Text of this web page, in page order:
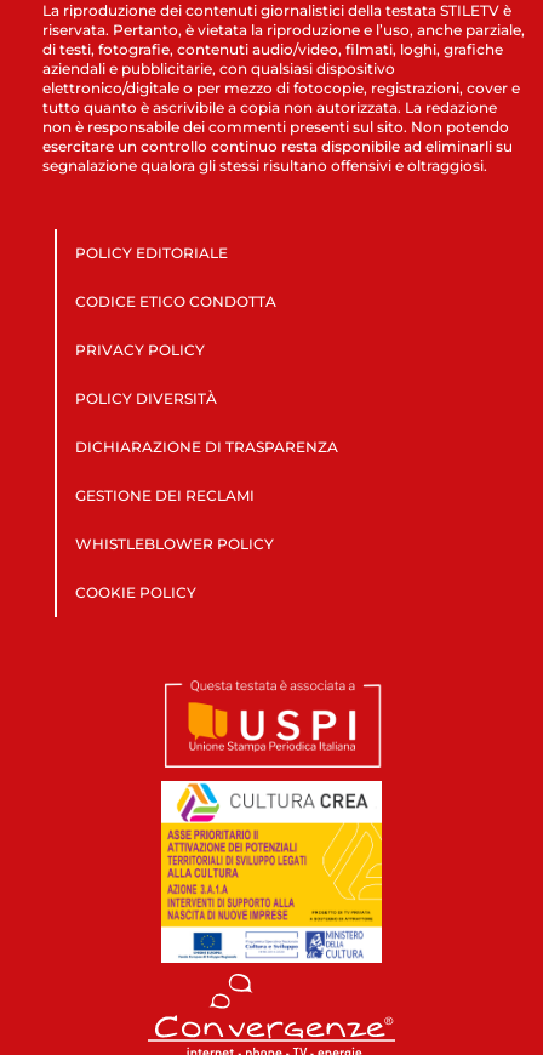
La riproduzione dei contenuti giornalistici della testata STILETV è
riservata. Pertanto, è vietata la riproduzione e l’uso, anche parziale,
di testi, fotografie, contenuti audio/video, filmati, loghi, grafiche
aziendali e pubblicitarie, con qualsiasi dispositivo
elettronico/digitale o per mezzo di fotocopie, registrazioni, cover e
tutto quanto è ascrivibile a copia non autorizzata. La redazione
non è responsabile dei commenti presenti sul sito. Non potendo
esercitare un controllo continuo resta disponibile ad eliminarli su
segnalazione qualora gli stessi risultano offensivi e oltraggiosi.
POLICY EDITORIALE
CODICE ETICO CONDOTTA
PRIVACY POLICY
POLICY DIVERSITÀ
DICHIARAZIONE DI TRASPARENZA
GESTIONE DEI RECLAMI
WHISTLEBLOWER POLICY
COOKIE POLICY